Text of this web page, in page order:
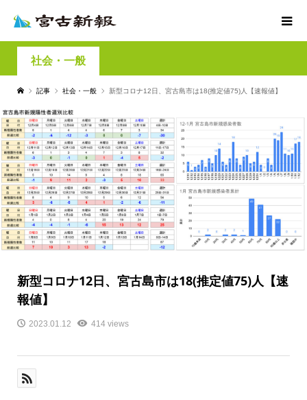
社会・一般
記事 社会・一般 新型コロナ12日、宮古島市は18(推定値75)人【速報値】
新型コロナ12日、宮古島市は18(推定値75)人【速
報値】
2023.01.12 414 views